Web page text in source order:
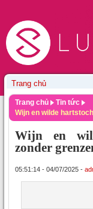
Trang chủ
Tin tức
Wijn en wilde
Wijn en
zonder
05:51:14 - 04/07/2025 -